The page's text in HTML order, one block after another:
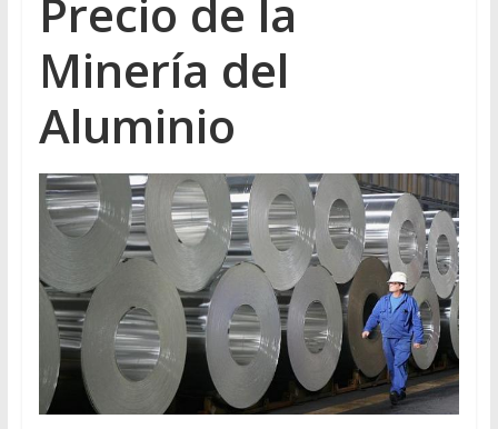
Precio de la
Minería del
Aluminio